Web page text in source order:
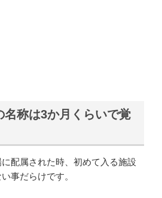
名称は3か月くらいで覚
配属された時、初めて入る施設
事だらけです。